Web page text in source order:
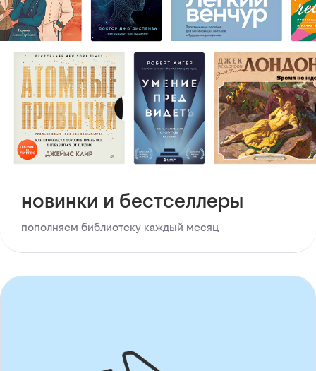
новинки и бестселлеры
пополняем библиотеку каждый месяц